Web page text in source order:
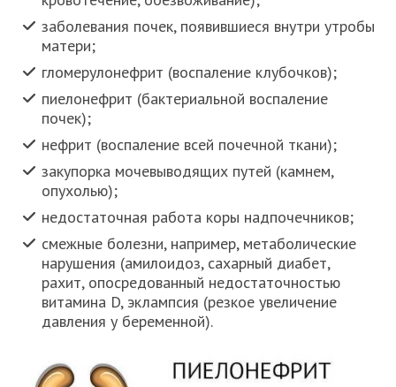
заболевания почек, появившиеся внутри утробы
матери;
гломерулонефрит (воспаление клубочков);
пиелонефрит (бактериальной воспаление
почек);
нефрит (воспаление всей почечной ткани);
закупорка мочевыводящих путей (камнем,
опухолью);
недостаточная работа коры надпочечников;
смежные болезни, например, метаболические
нарушения (амилоидоз, сахарный диабет,
рахит, опосредованный недостаточностью
витамина D, эклампсия (резкое увеличение
давления у беременной).